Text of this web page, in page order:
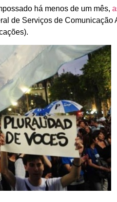
há menos de um mês,
de Serviços de Comunicação